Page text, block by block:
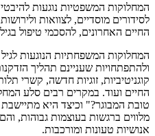
המחלוקות המשפטיות נוגעות
לסידורים מוסדיים, לצוואות
החיים האחרונים, להסכמי טיפול
המחלוקות המשפחתיות הנוגעות
ולהתפתחויות שעניינם תהליך
קוגניטיביות, זוגיות חדשה, קשרי
החיים ועוד. במקרים רבים סלע
טובת המבוגר?" וכיצד היא
מלווים ברגשות בעוצמות גבוהות,
אנושיות טעונות ומורכבות.